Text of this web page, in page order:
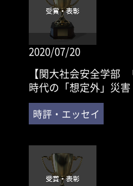
2020/07/20
【関大社会安全学部
時代の「想定外」災害